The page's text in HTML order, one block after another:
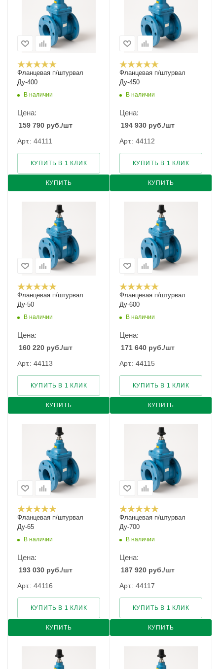
Фланцевая п/штурвал
Ду-400
В наличии
Цена:
159 790 руб./шт
Арт.: 44111
КУПИТЬ
КУПИТЬ В 1 КЛИК
Фланцевая п/штурвал
Ду-450
В наличии
Цена:
194 930 руб./шт
Арт.: 44112
КУПИТЬ
КУПИТЬ В 1 КЛИК
Фланцевая п/штурвал
Ду-50
В наличии
Цена:
160 220 руб./шт
Арт.: 44113
КУПИТЬ
КУПИТЬ В 1 КЛИК
Фланцевая п/штурвал
Ду-600
В наличии
Цена:
171 640 руб./шт
Арт.: 44115
КУПИТЬ
КУПИТЬ В 1 КЛИК
Фланцевая п/штурвал
Ду-65
В наличии
Цена:
193 030 руб./шт
Арт.: 44116
КУПИТЬ
КУПИТЬ В 1 КЛИК
Фланцевая п/штурвал
Ду-700
В наличии
Цена:
187 920 руб./шт
Арт.: 44117
КУПИТЬ
КУПИТЬ В 1 КЛИК